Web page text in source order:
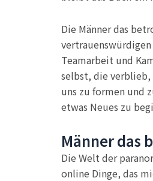
Die Männer das
Teamarbeit und
selbst, die verblieb,
uns zu formen und
etwas Neues zu
Männer das
Die Welt der
online Dinge, das